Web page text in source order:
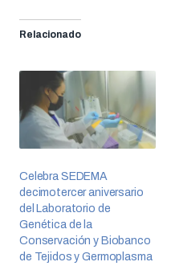
Relacionado
Celebra SEDEMA
decimotercer aniversario
del Laboratorio de
Genética de la
Conservación y Biobanco
de Tejidos y Germoplasma